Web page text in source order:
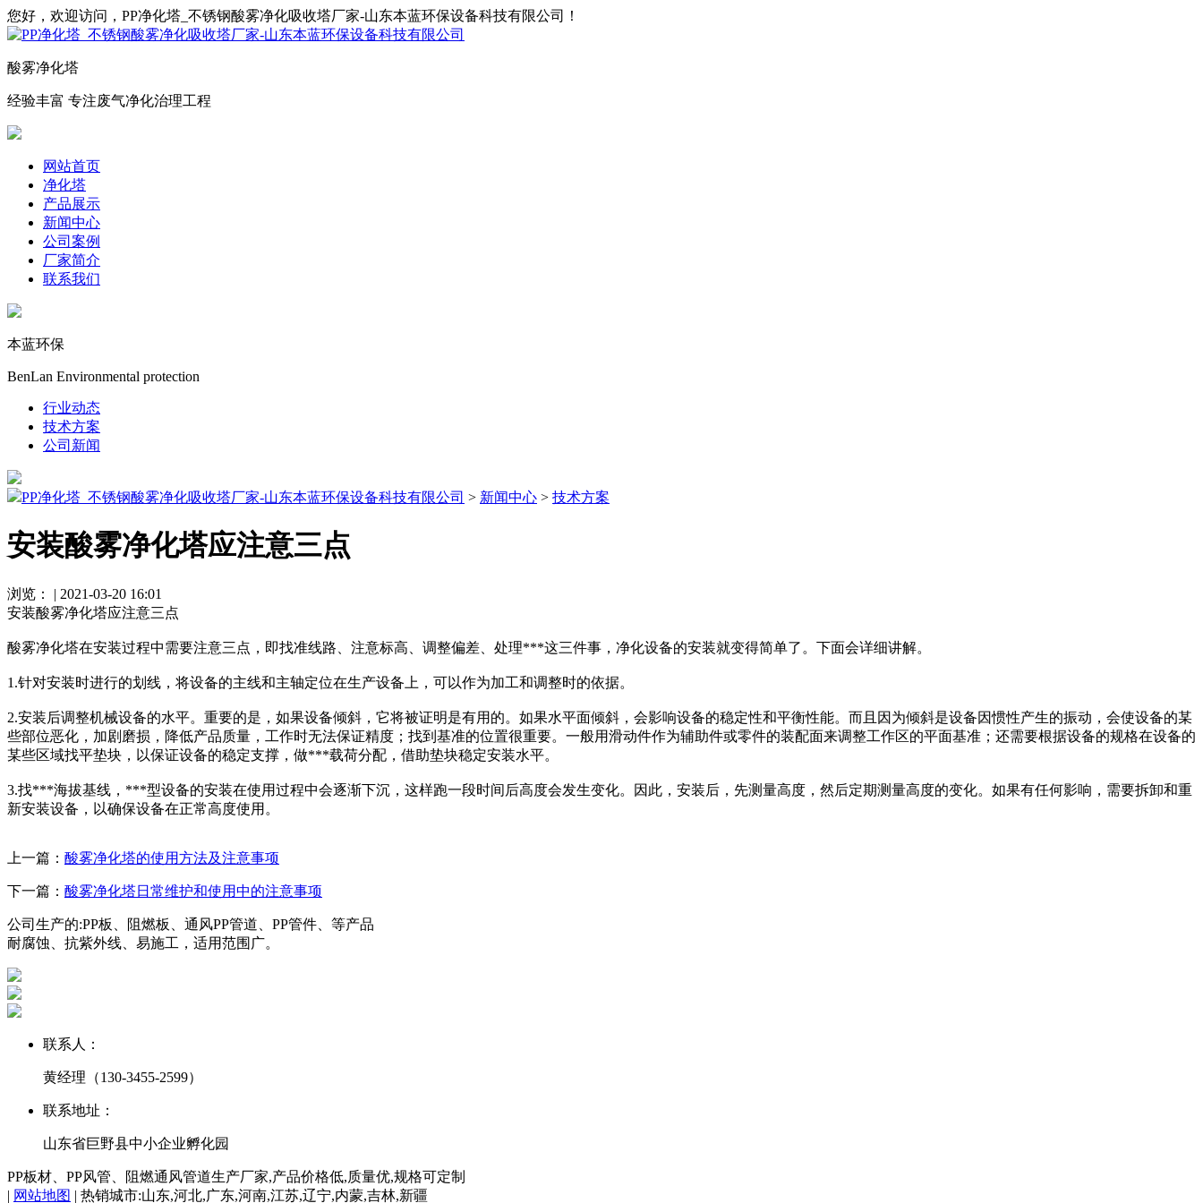
您好，欢迎访问，PP净化塔_不锈钢酸雾净化吸收塔厂家-山东本蓝环保设备科技有限公司！
酸雾净化塔
经验丰富 专注废气净化治理工程
网站首页
净化塔
产品展示
新闻中心
公司案例
厂家简介
联系我们
本蓝环保
BenLan Environmental protection
行业动态
技术方案
公司新闻
PP净化塔_不锈钢酸雾净化吸收塔厂家-山东本蓝环保设备科技有限公司 > 新闻中心 > 技术方案
安装酸雾净化塔应注意三点
浏览： | 2021-03-20 16:01
安装酸雾净化塔应注意三点
酸雾净化塔在安装过程中需要注意三点，即找准线路、注意标高、调整偏差、处理***这三件事，净化设备的安装就变得简单了。下面会详细讲解。
1.针对安装时进行的划线，将设备的主线和主轴定位在生产设备上，可以作为加工和调整时的依据。
2.安装后调整机械设备的水平。重要的是，如果设备倾斜，它将被证明是有用的。如果水平面倾斜，会影响设备的稳定性和平衡性能。而且因为倾斜是设备因惯性产生的振动，会使设备的某
些部位恶化，加剧磨损，降低产品质量，工作时无法保证精度；找到基准的位置很重要。一般用滑动件作为辅助件或零件的装配面来调整工作区的平面基准；还需要根据设备的规格在设备的
某些区域找平垫块，以保证设备的稳定支撑，做***载荷分配，借助垫块稳定安装水平。
3.找***海拔基线，***型设备的安装在使用过程中会逐渐下沉，这样跑一段时间后高度会发生变化。因此，安装后，先测量高度，然后定期测量高度的变化。如果有任何影响，需要拆卸和重
新安装设备，以确保设备在正常高度使用。
上一篇： 酸雾净化塔的使用方法及注意事项
下一篇： 酸雾净化塔日常维护和使用中的注意事项
公司生产的:PP板、阻燃板、通风PP管道、PP管件、等产品
耐腐蚀、抗紫外线、易施工，适用范围广。
联系人：
黄经理（130-3455-2599）
联系地址：
山东省巨野县中小企业孵化园
PP板材、PP风管、阻燃通风管道生产厂家,产品价格低,质量优,规格可定制
| 网站地图 | 热销城市:山东,河北,广东,河南,江苏,辽宁,内蒙,吉林,新疆